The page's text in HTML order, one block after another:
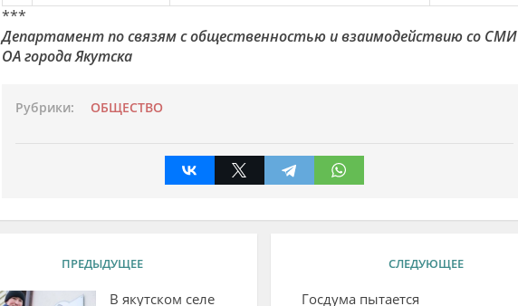
***
Департамент по связям с общественностью и взаимодействию со СМИ
ОА города Якутска
Рубрики: ОБЩЕСТВО
ПРЕДЫДУЩЕЕ
В якутском селе
СЛЕДУЮЩЕЕ
Госдума пытается